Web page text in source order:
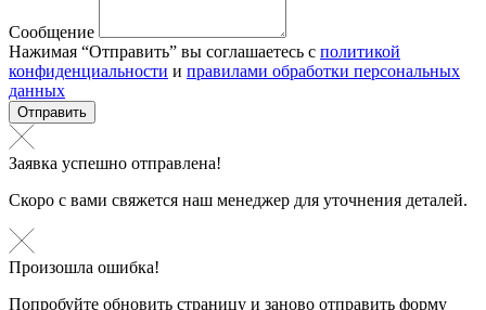
Сообщение
Нажимая “Отправить” вы соглашаетесь с политикой
конфиденциальности и правилами обработки персональных
данных
Отправить
Заявка успешно отправлена!
Скоро с вами свяжется наш менеджер для уточнения деталей.
Произошла ошибка!
Попробуйте обновить страницу и заново отправить форму